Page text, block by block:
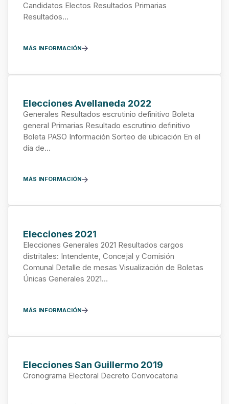
Candidatos Electos Resultados Primarias
Resultados…
MÁS INFORMACIÓN
Elecciones Avellaneda 2022
Generales Resultados escrutinio definitivo Boleta
general Primarias Resultado escrutinio definitivo
Boleta PASO Información Sorteo de ubicación En el
día de…
MÁS INFORMACIÓN
Elecciones 2021
Elecciones Generales 2021 Resultados cargos
distritales: Intendente, Concejal y Comisión
Comunal Detalle de mesas Visualización de Boletas
Únicas Generales 2021…
MÁS INFORMACIÓN
Elecciones San Guillermo 2019
Cronograma Electoral Decreto Convocatoria